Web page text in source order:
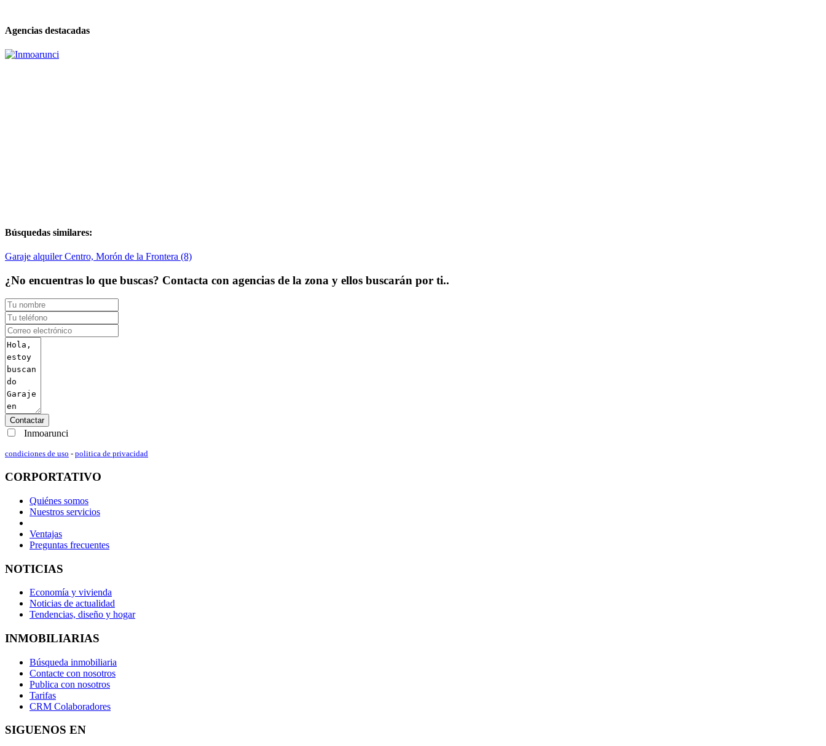
Agencias destacadas
Búsquedas similares:
Garaje alquiler Centro, Morón de la Frontera (8)
¿No encuentras lo que buscas? Contacta con agencias de la zona y ellos buscarán por ti..
Contactar
Inmoarunci
condiciones de uso - politica de privacidad
CORPORTATIVO
Quiénes somos
Nuestros servicios
Ventajas
Preguntas frecuentes
NOTICIAS
Economía y vivienda
Noticias de actualidad
Tendencias, diseño y hogar
INMOBILIARIAS
Búsqueda inmobiliaria
Contacte con nosotros
Publica con nosotros
Tarifas
CRM Colaboradores
SIGUENOS EN